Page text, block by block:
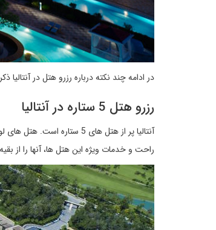
در ادامه چند نکته درباره رزرو هتل در
رزرو هتل 5 ستاره در آنتالیا
آنتالیا پر از هتل های 5
راحت و خدمات ویژه این هتل ها، آنها را از